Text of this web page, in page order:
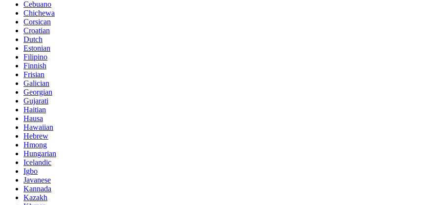
Cebuano
Chichewa
Corsican
Croatian
Dutch
Estonian
Filipino
Finnish
Frisian
Galician
Georgian
Gujarati
Haitian
Hausa
Hawaiian
Hebrew
Hmong
Hungarian
Icelandic
Igbo
Javanese
Kannada
Kazakh